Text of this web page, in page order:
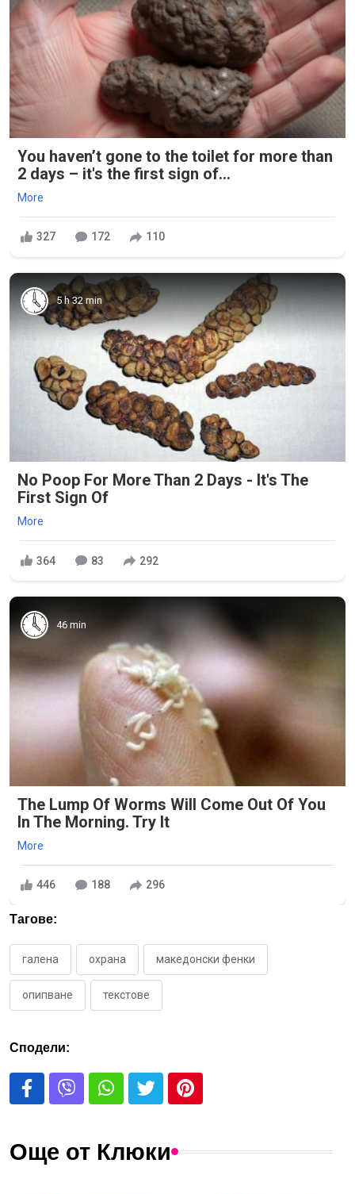
You haven’t gone to the toilet for more than
2 days – it's the first sign of...
More
327 172 110
5 h 32 min
No Poop For More Than 2 Days - It's The
First Sign Of
More
364 83 292
46 min
The Lump Of Worms Will Come Out Of You
In The Morning. Try It
More
446 188 296
Тагове:
галена охрана македонски фенки
опипване текстове
Сподели:
Още от Клюки